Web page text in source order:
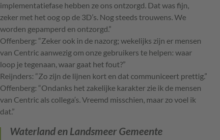
implementatiefase hebben ze ons ontzorgd. Dat was fijn,
zeker met het oog op de 3D’s. Nog steeds trouwens. We
worden gepamperd en ontzorgd.”
Offenberg: “Zeker ook in de nazorg; wekelijks zijn er mensen
van Centric aanwezig om onze gebruikers te helpen: waar
loop je tegenaan, waar gaat het fout?”
Reijnders: “Zo zijn de lijnen kort en dat communiceert prettig.”
Offenberg: “Ondanks het zakelijke karakter zie ik de mensen
van Centric als collega’s. Vreemd misschien, maar zo voel ik
dat.”
Waterland en Landsmeer Gemeente